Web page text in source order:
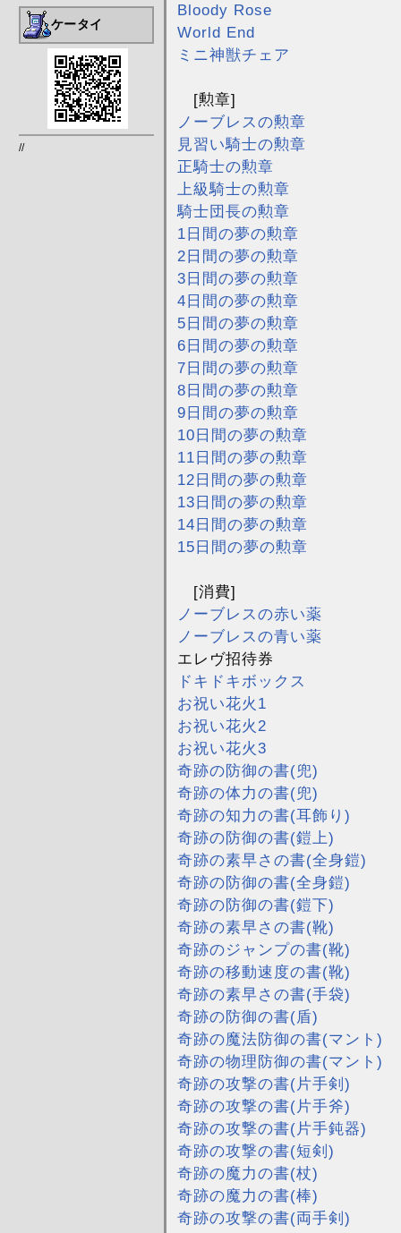
ケータイ
//
Bloody Rose
World End
ミニ神獣チェア
[勲章]
ノーブレスの勲章
見習い騎士の勲章
正騎士の勲章
上級騎士の勲章
騎士団長の勲章
1日間の夢の勲章
2日間の夢の勲章
3日間の夢の勲章
4日間の夢の勲章
5日間の夢の勲章
6日間の夢の勲章
7日間の夢の勲章
8日間の夢の勲章
9日間の夢の勲章
10日間の夢の勲章
11日間の夢の勲章
12日間の夢の勲章
13日間の夢の勲章
14日間の夢の勲章
15日間の夢の勲章
[消費]
ノーブレスの赤い薬
ノーブレスの青い薬
エレヴ招待券
ドキドキボックス
お祝い花火1
お祝い花火2
お祝い花火3
奇跡の防御の書(兜)
奇跡の体力の書(兜)
奇跡の知力の書(耳飾り)
奇跡の防御の書(鎧上)
奇跡の素早さの書(全身鎧)
奇跡の防御の書(全身鎧)
奇跡の防御の書(鎧下)
奇跡の素早さの書(靴)
奇跡のジャンプの書(靴)
奇跡の移動速度の書(靴)
奇跡の素早さの書(手袋)
奇跡の防御の書(盾)
奇跡の魔法防御の書(マント)
奇跡の物理防御の書(マント)
奇跡の攻撃の書(片手剣)
奇跡の攻撃の書(片手斧)
奇跡の攻撃の書(片手鈍器)
奇跡の攻撃の書(短剣)
奇跡の魔力の書(杖)
奇跡の魔力の書(棒)
奇跡の攻撃の書(両手剣)